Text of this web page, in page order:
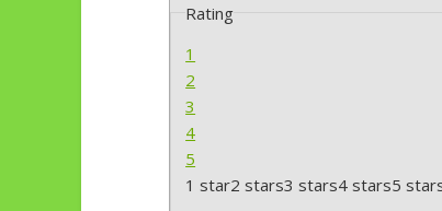
Rating
1
2
3
4
5
1 star2 stars3 stars4 stars5